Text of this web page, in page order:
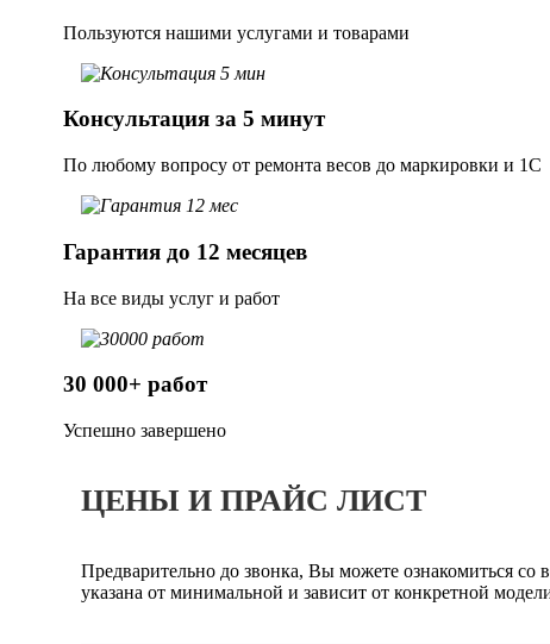
Пользуются нашими услугами и товарами
Консультация за 5 минут
По любому вопросу от ремонта весов до маркировки и 1С
Гарантия до 12 месяцев
На все виды услуг и работ
30 000+ работ
Успешно завершено
ЦЕНЫ И ПРАЙС ЛИСТ
Предварительно до звонка, Вы можете ознакомиться
указана от минимальной и зависит от конкретной